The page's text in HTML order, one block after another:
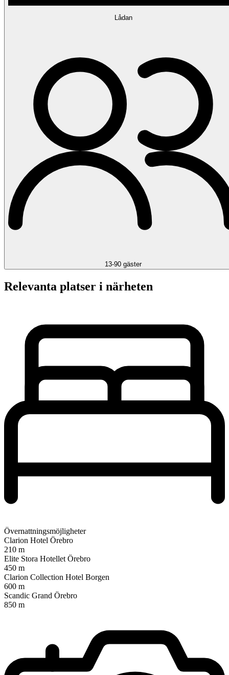
Lådan
13-90 gäster
Relevanta platser i närheten
Övernattningsmöjligheter
Clarion Hotel Örebro
210 m
Elite Stora Hotellet Örebro
450 m
Clarion Collection Hotel Borgen
600 m
Scandic Grand Örebro
850 m